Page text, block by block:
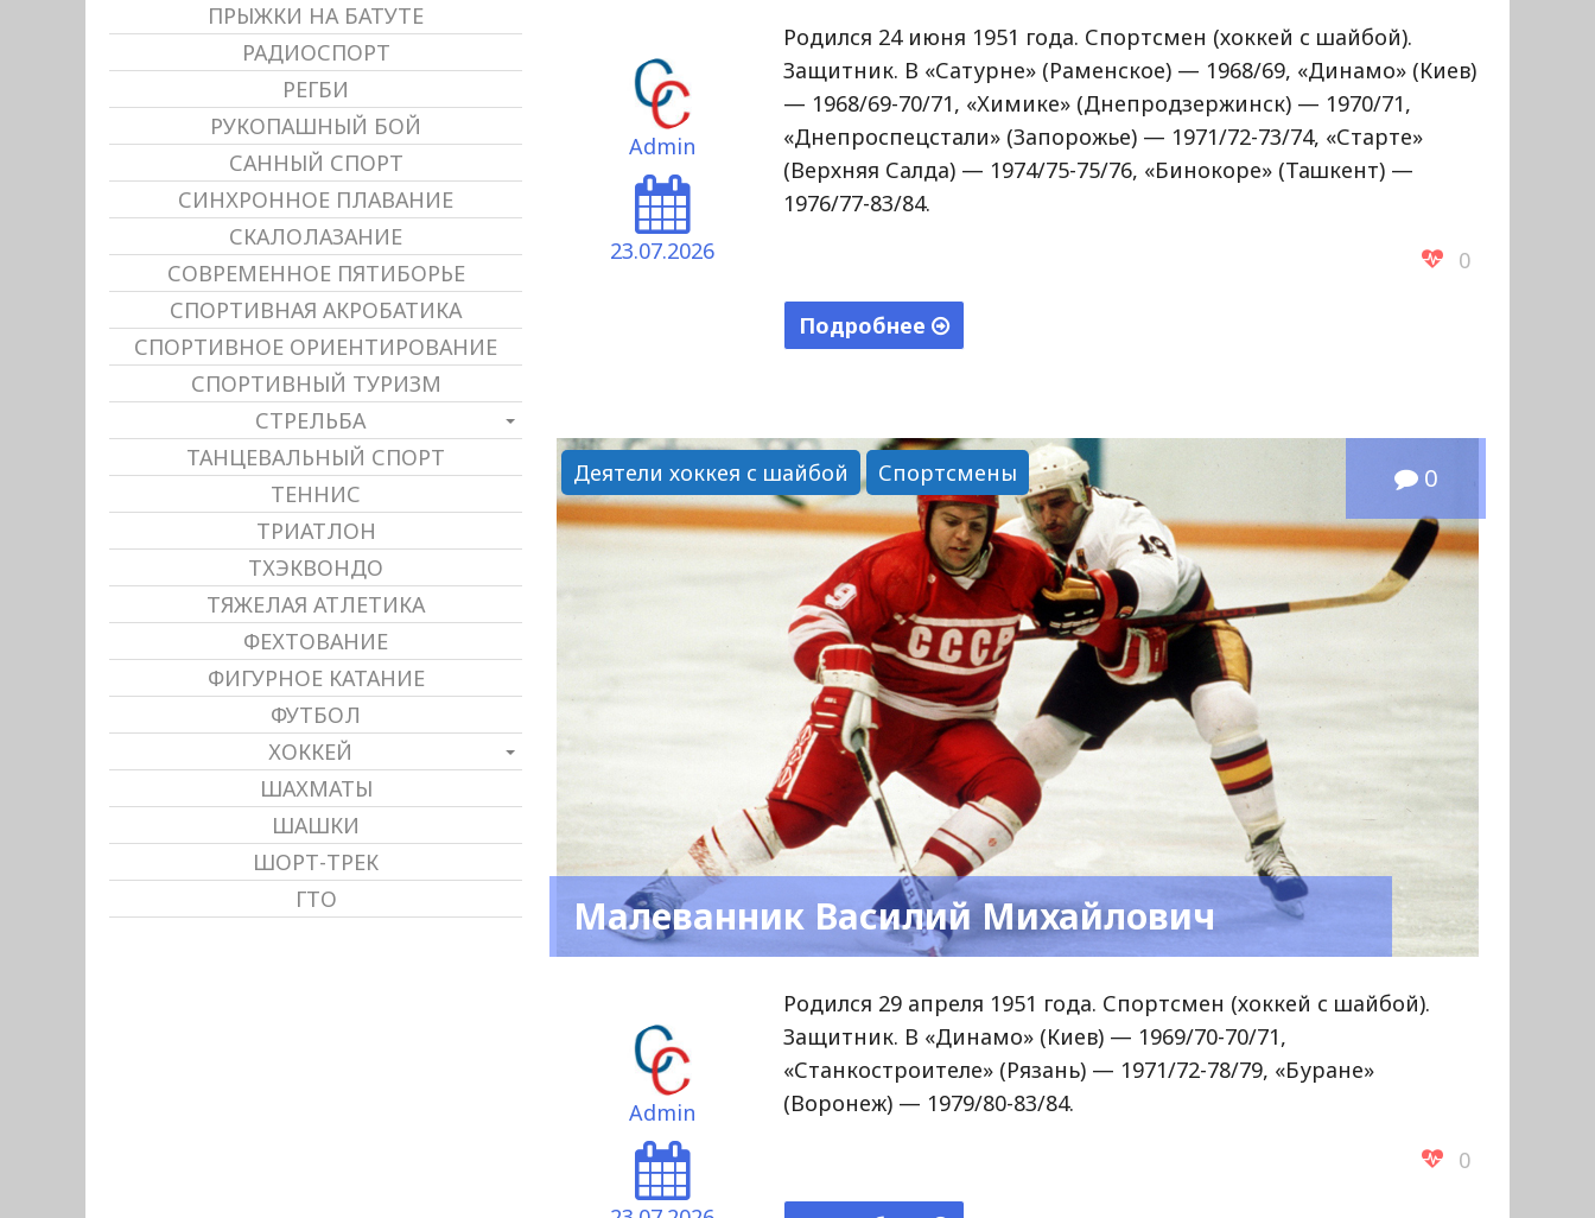
Admin
23.07.2026
Родился 24 июня 1951 года. Спортсмен (хоккей с шайбой).
Защитник. В «Сатурне» (Раменское) — 1968/69, «Динамо» (Киев)
— 1968/69-70/71, «Химике» (Днепродзержинск) — 1970/71,
«Днепроспецстали» (Запорожье) — 1971/72-73/74, «Старте»
(Верхняя Салда) — 1974/75-75/76, «Бинокоре» (Ташкент) —
1976/77-83/84.
0
Подробнее
Яковлевич"
Деятели хоккея с шайбой
Спортсмены 0
Малеванник Василий Михайлович
Admin
Родился 29 апреля 1951 года. Спортсмен (хоккей с шайбой).
Защитник. В «Динамо» (Киев) — 1969/70-70/71,
«Станкостроителе» (Рязань) — 1971/72-78/79, «Буране»
(Воронеж) — 1979/80-83/84.
0
ПРЫЖКИ НА БАТУТЕ
РАДИОСПОРТ
РЕГБИ
РУКОПАШНЫЙ БОЙ
САННЫЙ СПОРТ
СИНХРОННОЕ ПЛАВАНИЕ
СКАЛОЛАЗАНИЕ
СОВРЕМЕННОЕ ПЯТИБОРЬЕ
СПОРТИВНАЯ АКРОБАТИКА
СПОРТИВНОЕ ОРИЕНТИРОВАНИЕ
СПОРТИВНЫЙ ТУРИЗМ
СТРЕЛЬБА
ТАНЦЕВАЛЬНЫЙ СПОРТ
ТЕННИС
ТРИАТЛОН
ТХЭКВОНДО
ТЯЖЕЛАЯ АТЛЕТИКА
ФЕХТОВАНИЕ
ФИГУРНОЕ КАТАНИЕ
ФУТБОЛ
ХОККЕЙ
ШАХМАТЫ
ШАШКИ
ШОРТ-ТРЕК
ГТО